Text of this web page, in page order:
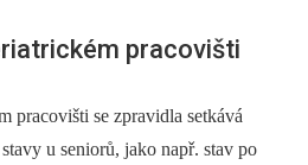
pracovišti
pracovišti se zpravidla setkává
u seniorů, jako např. stav po